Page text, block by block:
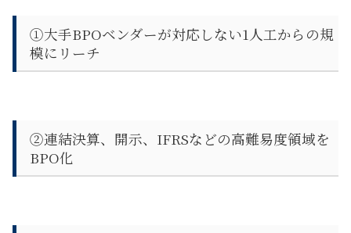
①大手BPOベンダーが対応しない1人工からの規
模にリーチ
②連結決算、開示、IFRSなどの高難易度領域を
BPO化